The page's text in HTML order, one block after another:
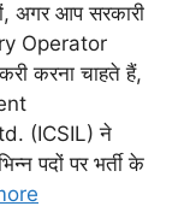
अगर आप सरकारी
Operator
करना चाहते हैं,
(ICSIL) ने
पदों पर भर्ती के